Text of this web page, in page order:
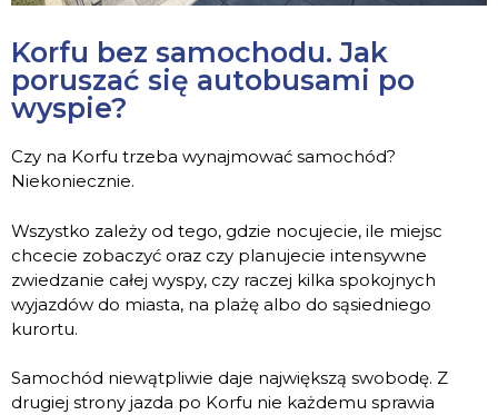
Korfu bez samochodu. Jak
poruszać się autobusami po
wyspie?
Czy na Korfu trzeba wynajmować samochód?
Niekoniecznie.
Wszystko zależy od tego, gdzie nocujecie, ile miejsc
chcecie zobaczyć oraz czy planujecie intensywne
zwiedzanie całej wyspy, czy raczej kilka spokojnych
wyjazdów do miasta, na plażę albo do sąsiedniego
kurortu.
Samochód niewątpliwie daje największą swobodę. Z
drugiej strony jazda po Korfu nie każdemu sprawia